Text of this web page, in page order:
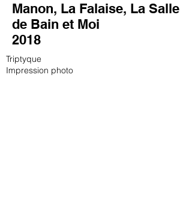
Manon, La Falaise, La Salle
de Bain et Moi
2018
Triptyque
Impression photo